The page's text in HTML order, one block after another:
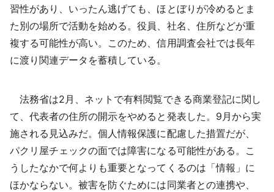
習性があり、いったん逃げても、ほとぼりが冷めるとま
た別の場所で活動を始める。役員、社名、住所などが重
複する可能性が高い。このため、信用調査会社では長年
に渡り関連データを蓄積している。
法務省は2月、ネットで有料閲覧できる商業登記に関し
て、代表者の住所の開示をやめると発表した。9月から実
施される見込みだ。個人情報保護に配慮した措置だが、
パクリ屋チェックの面では障害になる可能性がある。こ
うしたなかで何よりも重要となってくるのは「情報」に
ほかならない。被害を防ぐためには同業者との連携や、